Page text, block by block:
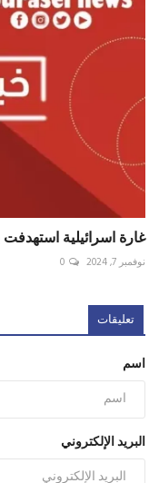
غارة اسرائيلية
نوفمبر 7, 2024 0
تعليقات
اسم
البريد الإلكتروني